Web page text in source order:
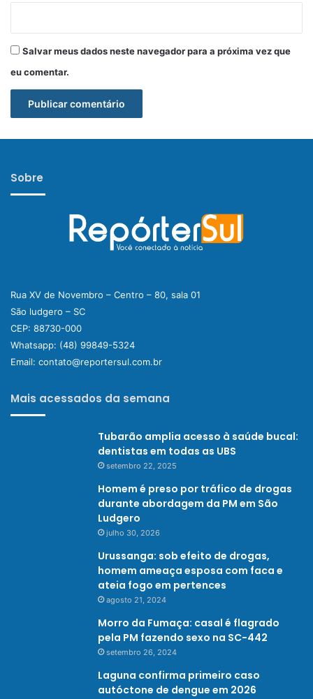
Salvar meus dados neste navegador para a próxima vez que
eu comentar.
Sobre
Rua XV de Novembro – Centro – 80, sala 01
São ludgero – SC
CEP: 88730-000
Whatsapp: (48) 99849-5324
Email: contato@reportersul.com.br
Mais acessados da semana
Tubarão amplia acesso à saúde bucal:
dentistas em todas as UBS
setembro 22, 2025
Homem é preso por tráfico de drogas
durante abordagem da PM em São
Ludgero
julho 30, 2026
Urussanga: sob efeito de drogas,
homem ameaça esposa com faca e
ateia fogo em pertences
agosto 21, 2024
Morro da Fumaça: casal é flagrado
pela PM fazendo sexo na SC-442
setembro 26, 2024
Laguna confirma primeiro caso
autóctone de dengue em 2026